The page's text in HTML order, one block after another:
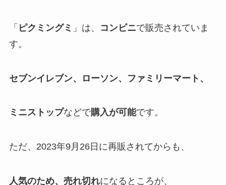
「 ピクミングミ 」は、 コンビニで販売されていま
す。
セブンイレブン、ローソン、ファミリーマート、
ミニストップなどで購入が可能です。
ただ、2023年9月26日に再販されてからも、
人気のため、売れ切れになるところが、